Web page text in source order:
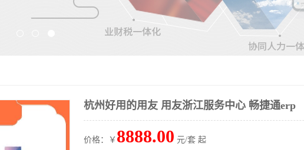
杭州好用的用友 用友浙江服务中心 畅捷通erp
价格：￥ 8888.00 元/套 起